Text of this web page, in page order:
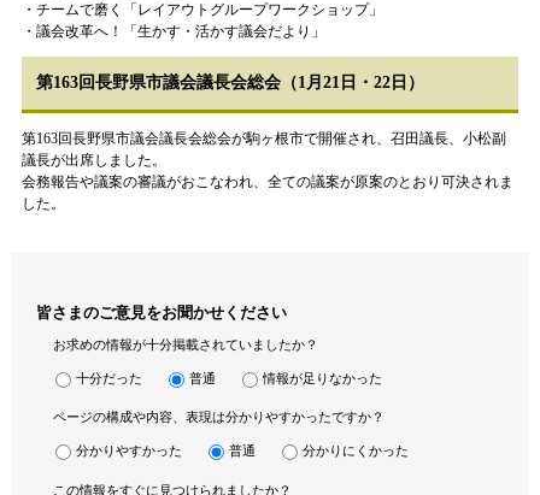
・チームで磨く「レイアウトグループワークショップ」
・議会改革へ！「生かす・活かす議会だより」
第163回長野県市議会議長会総会（1月21日・22日）
第163回長野県市議会議長会総会が駒ヶ根市で開催され、召田議長、小松副
議長が出席しました。
会務報告や議案の審議がおこなわれ、全ての議案が原案のとおり可決されま
した。
皆さまのご意見をお聞かせください
お求めの情報が十分掲載されていましたか？
十分だった 普通 情報が足りなかった
ページの構成や内容、表現は分かりやすかったですか？
分かりやすかった 普通 分かりにくかった
この情報をすぐに見つけられましたか？